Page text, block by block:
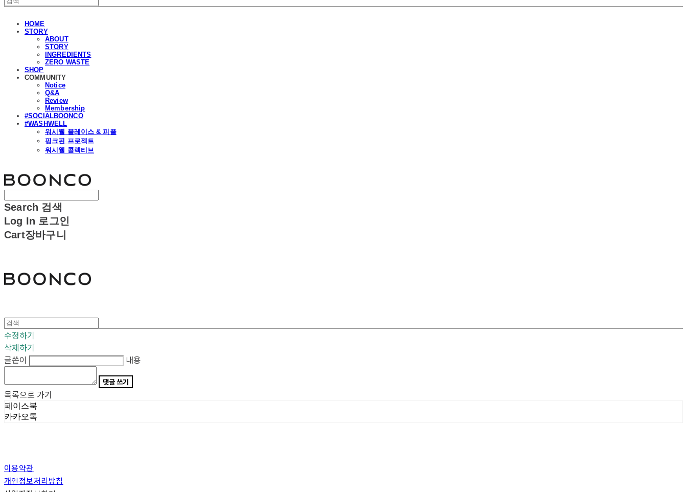
HOME
STORY
ABOUT
STORY
INGREDIENTS
ZERO WASTE
SHOP
COMMUNITY
Notice
Q&A
Review
Membership
#SOCIALBOONCO
#WASHWELL
워시웰 플레이스 & 피플
핑크핀 프로젝트
워시웰 콜렉티브
Search 검색
Log In 로그인
Cart장바구니
수정하기
삭제하기
글쓴이
내용
댓글 쓰기
목록으로 가기
페이스북
카카오톡
이용약관
개인정보처리방침